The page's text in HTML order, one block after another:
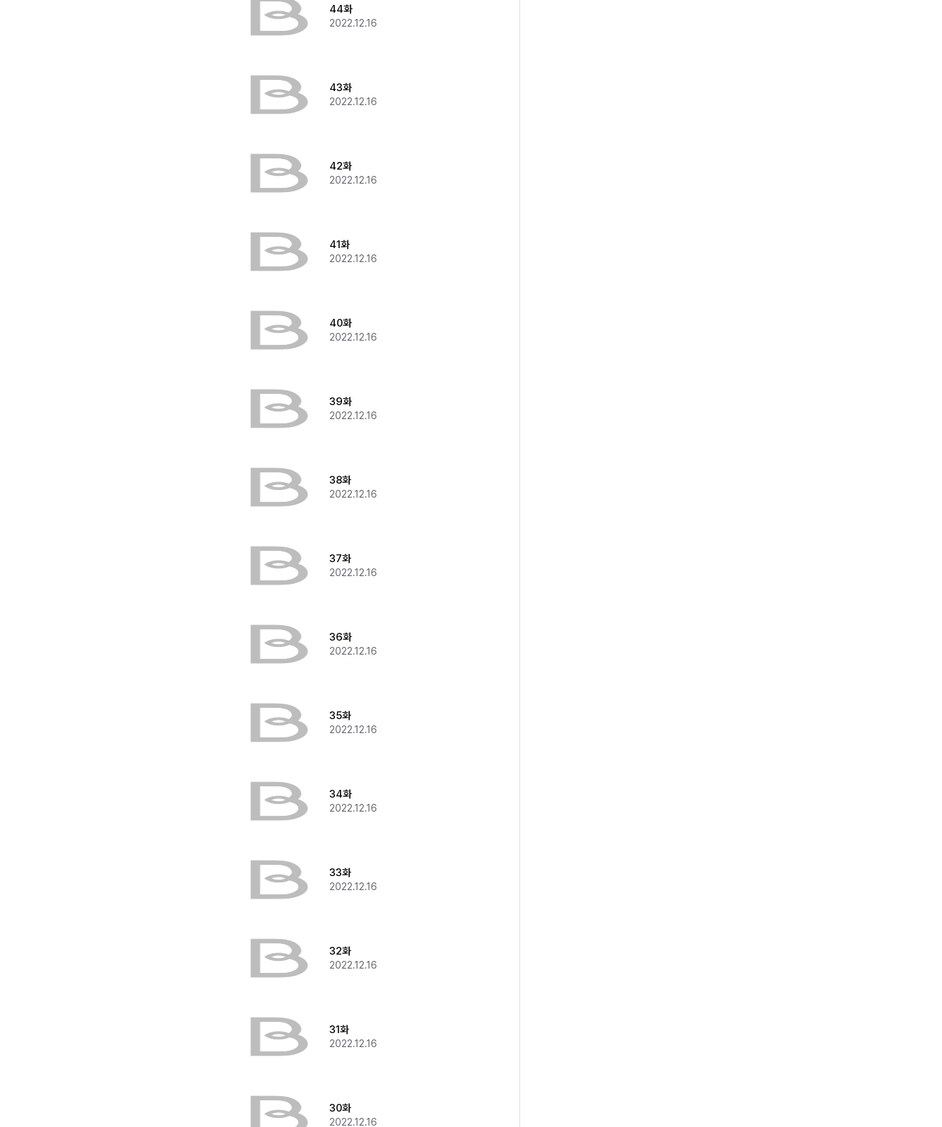
44화
2022.12.16
43화
2022.12.16
42화
2022.12.16
41화
2022.12.16
40화
2022.12.16
39화
2022.12.16
38화
2022.12.16
37화
2022.12.16
36화
2022.12.16
35화
2022.12.16
34화
2022.12.16
33화
2022.12.16
32화
2022.12.16
31화
2022.12.16
30화
2022.12.16